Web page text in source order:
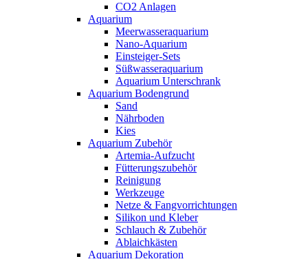
CO2 Anlagen
Aquarium
Meerwasseraquarium
Nano-Aquarium
Einsteiger-Sets
Süßwasseraquarium
Aquarium Unterschrank
Aquarium Bodengrund
Sand
Nährboden
Kies
Aquarium Zubehör
Artemia-Aufzucht
Fütterungszubehör
Reinigung
Werkzeuge
Netze & Fangvorrichtungen
Silikon und Kleber
Schlauch & Zubehör
Ablaichkästen
Aquarium Dekoration